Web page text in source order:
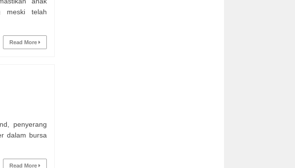
meski telah
Read More
penyerang
dalam bursa
Read More